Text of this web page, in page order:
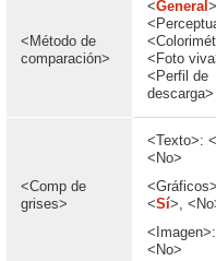
<Método de
comparación>
<General
<Foto
<Perfil de
descarga>
<Comp de
grises>
<Texto>: <
<No>
<Sí>,
<No>